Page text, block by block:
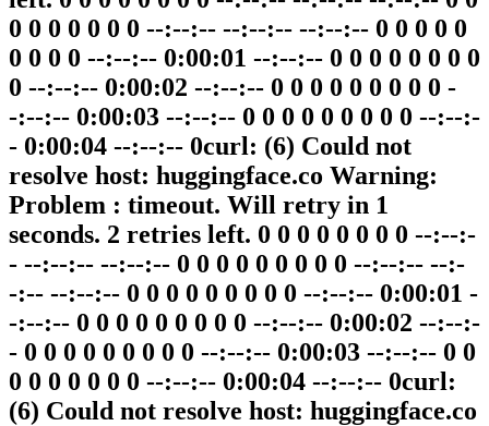
0 0 0 0 0 0 0 --:--:-- --:--:-- --:--:-- 0 0 0 0 0
0 0 0 0 --:--:-- 0:00:01 --:--:-- 0 0 0 0 0 0 0 0
0 --:--:-- 0:00:02 --:--:-- 0 0 0 0 0 0 0 0 0 -
-:--:-- 0:00:03 --:--:-- 0 0 0 0 0 0 0 0 0 --:--:-
- 0:00:04 --:--:-- 0curl: (6) Could not
resolve host: huggingface.co Warning:
Problem : timeout. Will retry in 1
seconds. 2 retries left. 0 0 0 0 0 0 0 0 --:--:-
- --:--:-- --:--:-- 0 0 0 0 0 0 0 0 0 --:--:-- --:-
-:-- --:--:-- 0 0 0 0 0 0 0 0 0 --:--:-- 0:00:01 -
-:--:-- 0 0 0 0 0 0 0 0 0 --:--:-- 0:00:02 --:--:-
- 0 0 0 0 0 0 0 0 0 --:--:-- 0:00:03 --:--:-- 0 0
0 0 0 0 0 0 0 --:--:-- 0:00:04 --:--:-- 0curl:
(6) Could not resolve host: huggingface.co